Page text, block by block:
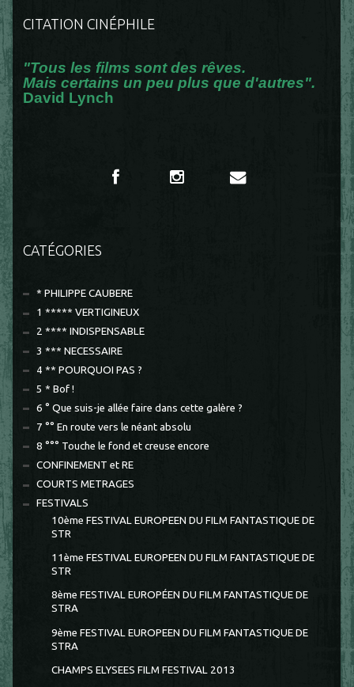
CITATION CINÉPHILE
"Tous les films sont des rêves.
Mais certains un peu plus que d'autres".
David Lynch
CATÉGORIES
* PHILIPPE CAUBERE
1 ***** VERTIGINEUX
2 **** INDISPENSABLE
3 *** NECESSAIRE
4 ** POURQUOI PAS ?
5 * Bof !
6 ° Que suis-je allée faire dans cette galère ?
7 °° En route vers le néant absolu
8 °°° Touche le fond et creuse encore
CONFINEMENT et RE
COURTS METRAGES
FESTIVALS
10ème FESTIVAL EUROPEEN DU FILM FANTASTIQUE DE
STR
11ème FESTIVAL EUROPEEN DU FILM FANTASTIQUE DE
STR
8ème FESTIVAL EUROPÉEN DU FILM FANTASTIQUE DE
STRA
9ème FESTIVAL EUROPEEN DU FILM FANTASTIQUE DE
STRA
CHAMPS ELYSEES FILM FESTIVAL 2013